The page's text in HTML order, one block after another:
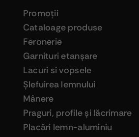
Promoţii
Cataloage produse
Feronerie
Garnituri etanşare
Lacuri si vopsele
Şlefuirea lemnului
Mânere
Praguri, profile şi lăcrimare
Placări lemn-aluminiu